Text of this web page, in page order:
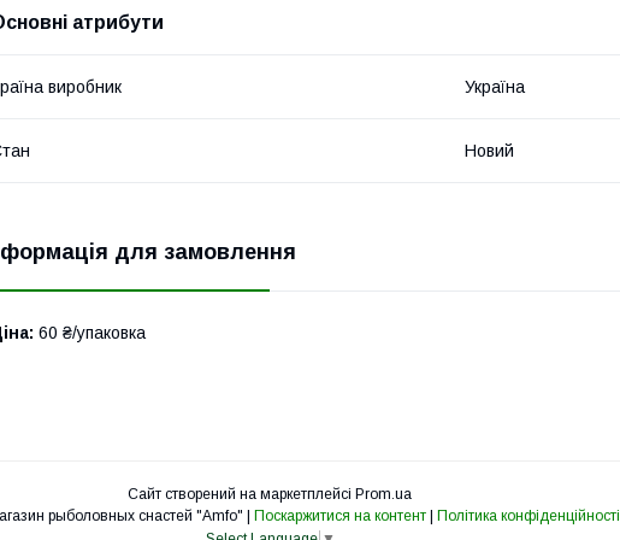
атрибути
виробник Україна
Новий
для замовлення
60 ₴/упаковка
Сайт створений на маркетплейсі Prom.ua
Поскаржитися на контент
Політика конфіденційності